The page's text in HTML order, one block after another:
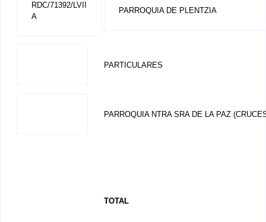
RDC/71392/LVII
A
PARROQUIA DE PLENTZIA
PARTICULARES
PARROQUIA NTRA SRA DE LA PAZ
TOTAL